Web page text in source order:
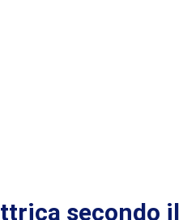
secondo il